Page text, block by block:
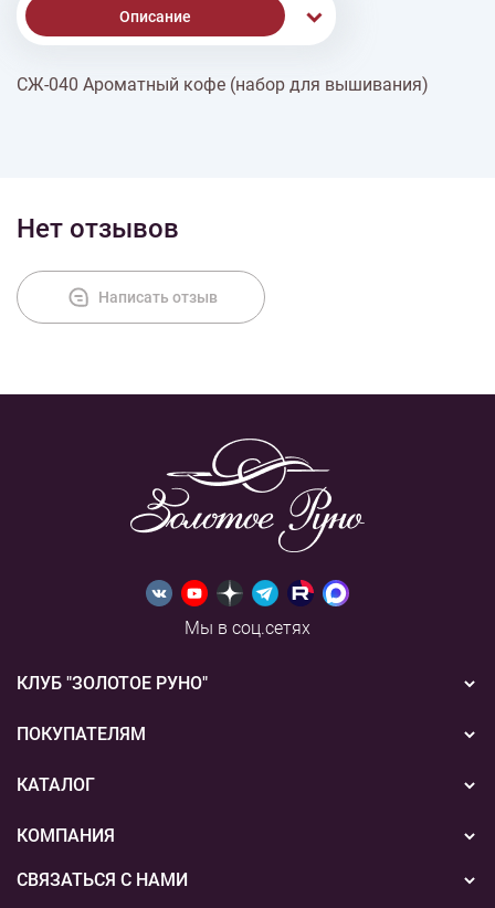
Описание
Доставка
СЖ-040 Ароматный кофе (набор для вышивания)
Нет отзывов
Написать отзыв
Мы в соц.сетях
КЛУБ "ЗОЛОТОЕ РУНО"
Новости
Акции
ПОКУПАТЕЛЯМ
Бонусная система
Подарочные сертификаты
Способы оплаты
КАТАЛОГ
Вышивка
Пряжа
КОМПАНИЯ
О нас
СВЯЗАТЬСЯ С НАМИ